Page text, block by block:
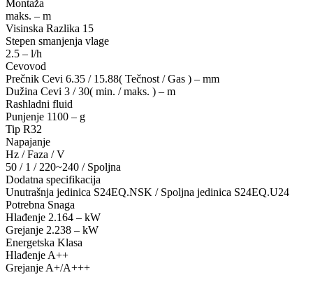
Montaža
maks. – m
Visinska Razlika 15
Stepen smanjenja vlage
2.5 – l/h
Cevovod
Prečnik Cevi 6.35 / 15.88( Tečnost / Gas ) – mm
Dužina Cevi 3 / 30( min. / maks. ) – m
Rashladni fluid
Punjenje 1100 – g
Tip R32
Napajanje
Hz / Faza / V
50 / 1 / 220~240 / Spoljna
Dodatna specifikacija
Unutrašnja jedinica S24EQ.NSK / Spoljna jedinica S24EQ.U24
Potrebna Snaga
Hlađenje 2.164 – kW
Grejanje 2.238 – kW
Energetska Klasa
Hlađenje A++
Grejanje A+/A+++